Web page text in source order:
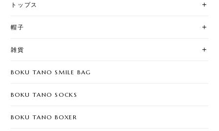
トップス
帽子
雑貨
BOKU TANO SMILE BAG
BOKU TANO SOCKS
BOKU TANO BOXER